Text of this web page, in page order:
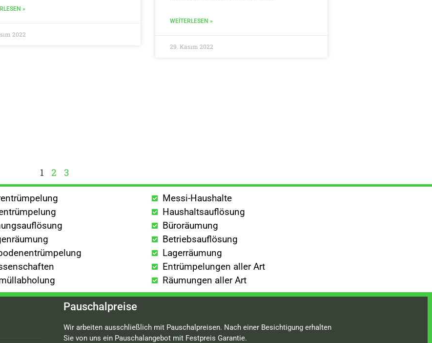
»
2022
WEITERLESEN »
29. Kasım 2022
1 2 3
Messi-Haushalte
Haushaltsauflösung
Büroräumung
Betriebsauflösung
Lagerräumung
Entrümpelungen aller Art
Räumungen aller Art
Pauschalpreise
Wir arbeiten ausschließlich mit Pauschalpreisen. Nach einer Besichtigung erhalten
Sie von uns ein Pauschalangebot mit Festpreis Garantie.